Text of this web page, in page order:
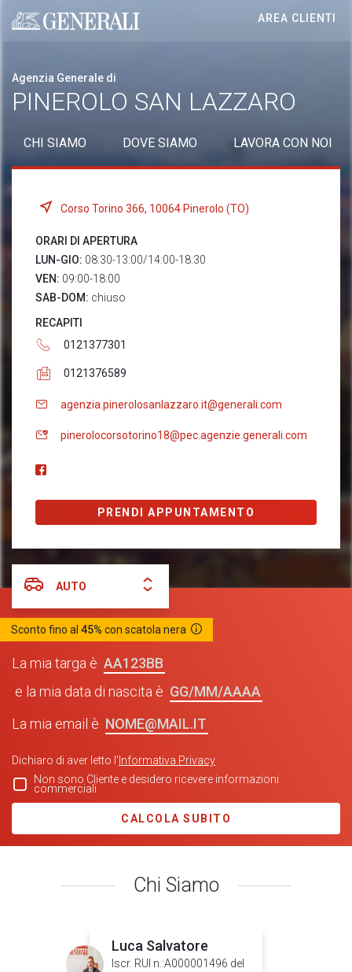
Generali logo
AREA CLIENTI
Agenzia Generale di
PINEROLO SAN LAZZARO
CHI SIAMO DOVE SIAMO LAVORA CON NOI
Corso Torino 366, 10064 Pinerolo (TO)
ORARI DI APERTURA
LUN-GIO: 08:30-13:00/14:00-18:30
VEN: 09:00-18:00
SAB-DOM: chiuso
RECAPITI
0121377301
0121376589
agenzia.pinerolosanlazzaro.it@generali.com
pinerolocorsotorino18@pec.agenzie.generali.com
PRENDI APPUNTAMENTO
AUTO
Sconto fino al 45% con scatola nera
La mia targa è
AA123BB
e la mia data di nascita è
GG/MM/AAAA
La mia email è NOME@MAIL.IT
Dichiaro di aver letto l' Informativa Privacy
Non sono Cliente e desidero ricevere informazioni
commerciali
CALCOLA SUBITO
Chi Siamo
Luca Salvatore
Iscr. RUI n.:A000001496 del